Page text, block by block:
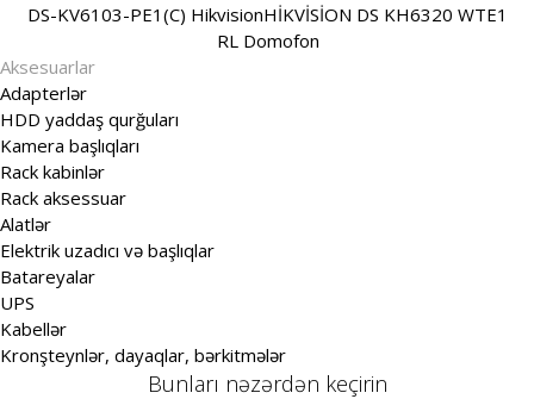
DS-KV6103-PE1(C) HikvisionHİKVİSİON DS KH6320 WTE1
RL Domofon
Aksesuarlar
Adapterlər
HDD yaddaş qurğuları
Kamera başlıqları
Rack kabinlər
Rack aksessuar
Alatlər
Elektrik uzadıcı və başlıqlar
Batareyalar
UPS
Kabellər
Kronşteynlər, dayaqlar, bərkitmələr
Bunları nəzərdən keçirin